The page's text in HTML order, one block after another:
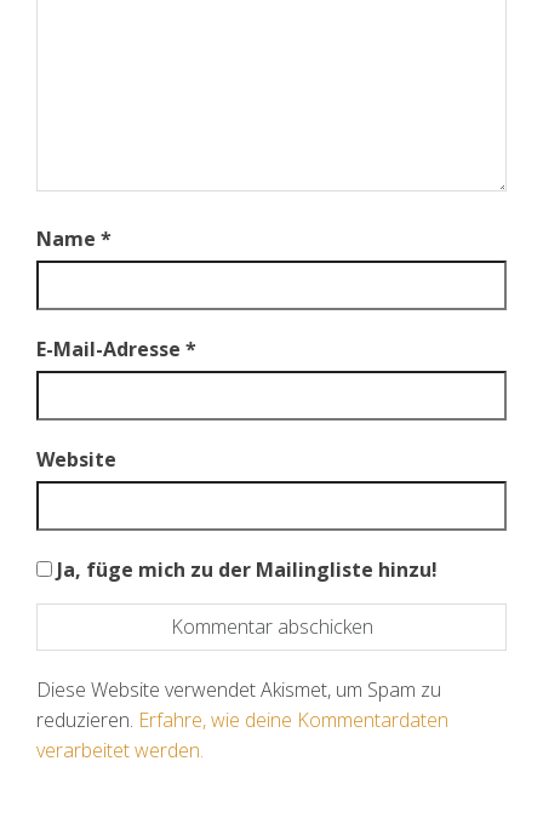
Name *
E-Mail-Adresse *
Website
Ja, füge mich zu der Mailingliste hinzu!
Diese Website verwendet Akismet, um Spam zu
reduzieren. Erfahre, wie deine Kommentardaten
verarbeitet werden.